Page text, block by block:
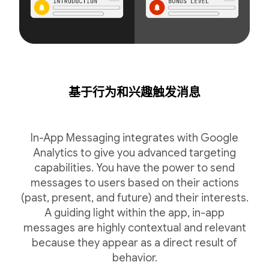
基于行为和兴趣触发消息
In-App Messaging integrates with Google
Analytics to give you advanced targeting
capabilities. You have the power to send
messages to users based on their actions
(past, present, and future) and their interests.
A guiding light within the app, in-app
messages are highly contextual and relevant
because they appear as a direct result of
behavior.